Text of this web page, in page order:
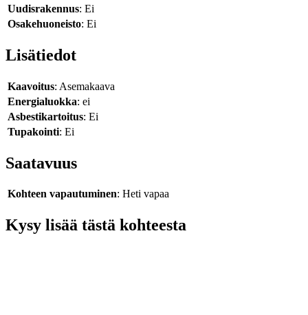
Uudisrakennus: Ei
Osakehuoneisto: Ei
Lisätiedot
Kaavoitus: Asemakaava
Energialuokka: ei
Asbestikartoitus: Ei
Tupakointi: Ei
Saatavuus
Kohteen vapautuminen: Heti vapaa
Kysy lisää tästä kohteesta